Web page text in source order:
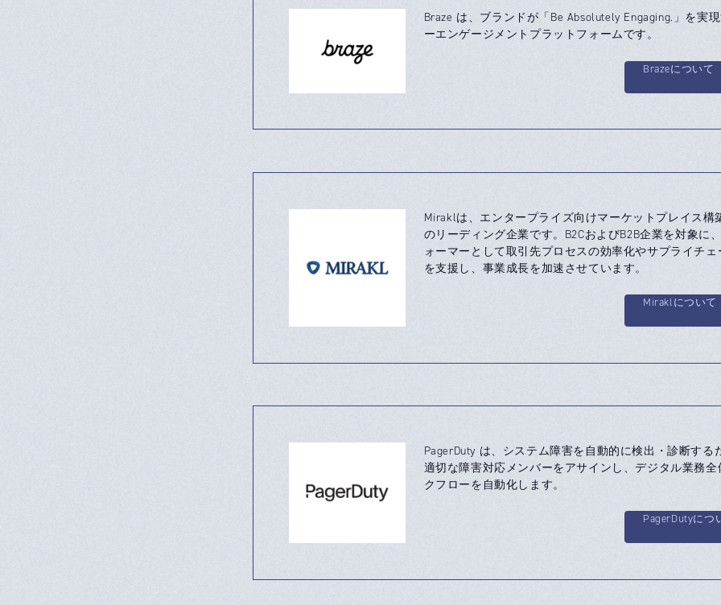
Braze は、ブランドが「Be Absolutely Engaging.」を実
ーエンゲージメントプラットフォームです。
Brazeについて
Miraklは、エンタープライズ向けマーケットプレイス構
のリーディング企業です。B2CおよびB2B企業を対象に
ォーマーとして取引先プロセスの効率化やサプライチ
を支援し、事業成長を加速させています。
Miraklについて
PagerDuty は、システム障害を自動的に検出・診断する
適切な障害対応メンバーをアサインし、デジタル業務
クフローを自動化します。
PagerDutyにつ